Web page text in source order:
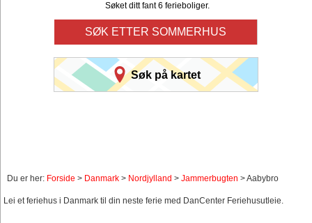
Søket ditt fant 6 ferieboliger.
SØK ETTER SOMMERHUS
Søk på kartet
Du er her: Forside > Danmark > Nordjylland > Jammerbugten > Aabybro
Lei et feriehus i Danmark til din neste ferie med DanCenter Feriehusutleie.